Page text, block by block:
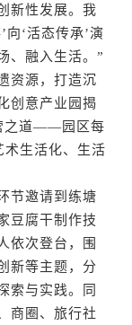
新性发展。我
‘活态传承’演
、融入生活。”
源，打造沉
创意产业园揭
之道——园区每
术生活化、生活
邀请到练塘
豆腐干制作技
依次登台，围
新等主题，分
索与实践。同
商圈、旅行社